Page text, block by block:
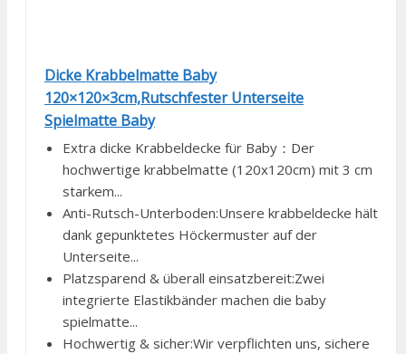
Dicke Krabbelmatte Baby
120×120×3cm,Rutschfester Unterseite
Spielmatte Baby
Extra dicke Krabbeldecke für Baby：Der
hochwertige krabbelmatte (120x120cm) mit 3 cm
starkem...
Anti-Rutsch-Unterboden:Unsere krabbeldecke hält
dank gepunktetes Höckermuster auf der
Unterseite...
Platzsparend & überall einsatzbereit:Zwei
integrierte Elastikbänder machen die baby
spielmatte...
Hochwertig & sicher:Wir verpflichten uns, sichere